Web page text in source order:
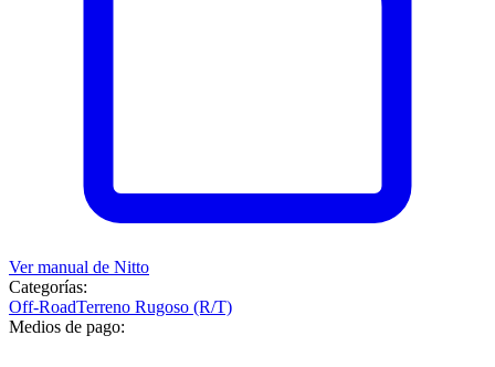
Ver manual de Nitto
Categorías:
Off-RoadTerreno Rugoso (R/T)
Medios de pago: